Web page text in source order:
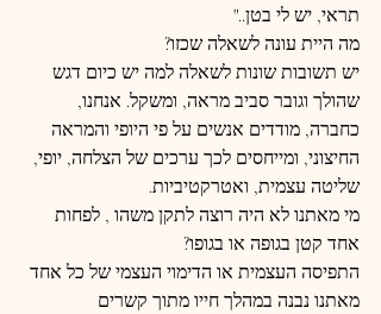
תראי, יש לי בטן.."
מה היית עונה לשאלה שכזו?
יש תשובות שונות לשאלה למה יש כיום דגש
שהולך וגובר סביב מראה, ומשקל. אנחנו,
כחברה, מודדים אנשים על פי היופי והמראה
החיצוני, ומייחסים לכך ערכים של הצלחה, יופי,
שליטה עצמית, ואטרקטיביות.
מי מאתנו לא היה רוצה לתקן משהו , לפחות
אחד קטן בגופה או בגופו?
התפיסה העצמית או הדימוי העצמי של כל אחד
מאתנו נבנה במהלך חייו מתוך קשרים